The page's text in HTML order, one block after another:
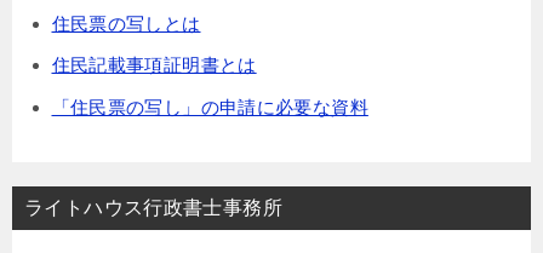
住民票の写しとは
住民記載事項証明書とは
「住民票の写し」の申請に必要な資料
ライトハウス行政書士事務所